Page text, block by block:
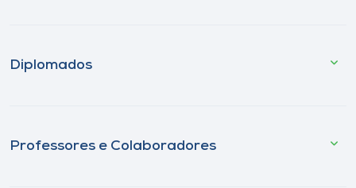
Diplomados
Professores e Colaboradores